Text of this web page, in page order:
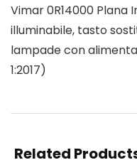
Vimar 0R14000 Plana
illuminabile, tasto
lampade con
1:2017)
Related